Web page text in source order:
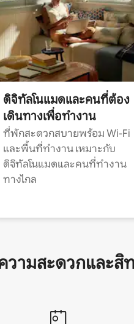
ดิจิทัลโนแมดและคนที่ต้อง
เดินทางเพื่อทำงาน
ที่พักสะดวกสบายพร้อม Wi-Fi
และพื้นที่ทำงาน เหมาะกับ
ดิจิทัลโนแมดและคนที่ทำงาน
ทางไกล
วามสะดวกและสิ